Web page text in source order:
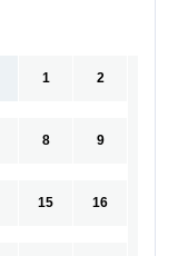
1 2
8 9
15 16